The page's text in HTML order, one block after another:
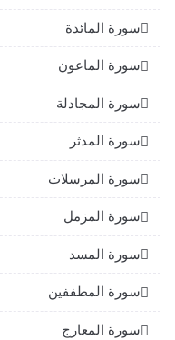
سورة المائدة
سورة الماعون
سورة المجادلة
سورة المدثر
سورة المرسلات
سورة المزمل
سورة المسد
سورة المطففين
سورة المعارج